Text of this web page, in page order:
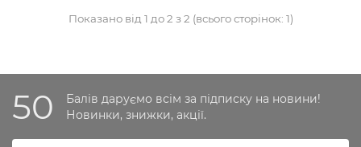
Показано від 1 до 2 з 2 (всього сторінок: 1)
50
Балів даруємо всім за підписку на новини!
Новинки, знижки, акції.